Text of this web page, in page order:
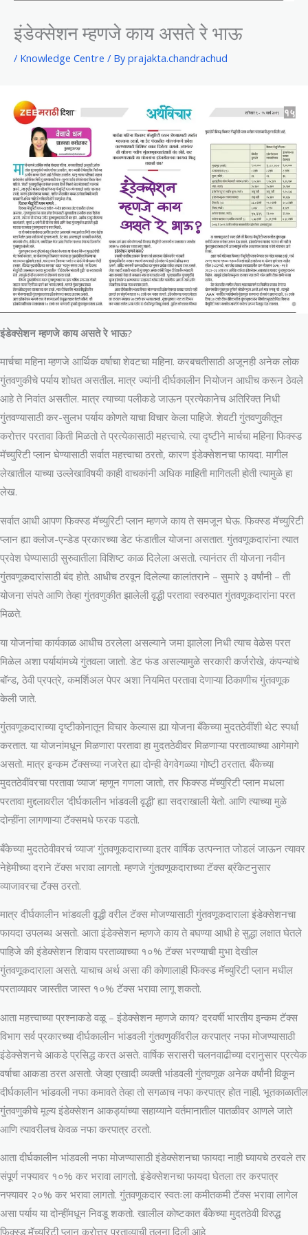
इंडेक्सेशन म्हणजे काय असते रे भाऊ
/ Knowledge Centre / Byprajakta.chandrachud
इंडेक्सेशन म्हणजे काय असते रे भाऊ?
मार्चचा महिना म्हणजे आर्थिक वर्षाचा शेवटचा महिना. करबचतीसाठी अजूनही अनेक लोक
गुंतवणुकीचे पर्याय शोधत असतील. मात्र ज्यांनी दीर्घकालीन नियोजन आधीच करून ठेवले
आहे ते निवांत असतील. मात्र त्याच्या पलीकडे जाऊन प्रत्येकानेच अतिरिक्त निधी
गुंतवण्यासाठी कर-सुलभ पर्याय कोणते याचा विचार केला पाहिजे. शेवटी गुंतवणुकीतून
करोत्तर परतावा किती मिळतो ते प्रत्येकासाठी महत्त्वाचे. त्या दृष्टीने मार्चचा महिना फिक्स्ड
मॅच्युरिटी प्लान घेण्यासाठी सर्वात महत्त्वाचा ठरतो, कारण इंडेक्सेशनचा फायदा. मागील
लेखातील याच्या उल्लेखाविषयी काही वाचकांनी अधिक माहिती मागितली होती त्यामुळे हा
लेख.
सर्वात आधी आपण फिक्स्ड मॅच्युरिटी प्लान म्हणजे काय ते समजून घेऊ. फिक्स्ड मॅच्युरिटी
प्लान ह्या क्लोज-एन्डेड प्रकारच्या डेट फंडातील योजना असतात. गुंतवणूकदारांना त्यात
प्रवेश घेण्यासाठी सुरुवातीला विशिष्ट काळ दिलेला असतो. त्यानंतर ती योजना नवीन
गुंतवणूकदारांसाठी बंद होते. आधीच ठरवून दिलेल्या कालांतराने – सुमारे ३ वर्षांनी – ती
योजना संपते आणि तेव्हा गुंतवणुकीत झालेली वृद्धी परतावा स्वरुपात गुंतवणूकदारांना परत
मिळते.
या योजनांचा कार्यकाळ आधीच ठरलेला असल्याने जमा झालेला निधी त्याच वेळेस परत
मिळेल अशा पर्यायांमध्ये गुंतवला जातो. डेट फंड असल्यामुळे सरकारी कर्जरोखे, कंपन्यांचे
बॉन्ड, ठेवी प्रपत्रे, कमर्शिअल पेपर अशा नियमित परतावा देणाऱ्या ठिकाणीच गुंतवणूक
केली जाते.
गुंतवणूकदाराच्या दृष्टीकोनातून विचार केल्यास ह्या योजना बँकेच्या मुदतठेवींशी थेट स्पर्धा
करतात. या योजनांमधून मिळणारा परतावा हा मुदतठेवीवर मिळणाऱ्या परताव्याच्या आगेमागे
असतो. मात्र इन्कम टॅक्सच्या नजरेत ह्या दोन्ही वेगवेगळ्या गोष्टी ठरतात. बँकेच्या
मुदतठेवींवरचा परतावा ‘व्याज’ म्हणून गणला जातो, तर फिक्स्ड मॅच्युरिटी प्लान मधला
परतावा मुद्दलावरील ‘दीर्घकालीन भांडवली वृद्धी’ ह्या सदराखाली येतो. आणि त्याच्या मुळे
दोन्हींना लागणाऱ्या टॅक्समधे फरक पडतो.
बँकेच्या मुदतठेवीवरचं ‘व्याज’ गुंतवणूकदाराच्या इतर वार्षिक उत्पन्नात जोडलं जाऊन त्यावर
नेहेमीच्या दराने टॅक्स भरावा लागतो. म्हणजे गुंतवणूकदाराच्या टॅक्स ब्रॅकेटनुसार
व्याजावरचा टॅक्स ठरतो.
मात्र दीर्घकालीन भांडवली वृद्धी वरील टॅक्स मोजण्यासाठी गुंतवणूकदाराला इंडेक्सेशनचा
फायदा उपलब्ध असतो. आता इंडेक्सेशन म्हणजे काय ते बघण्या आधी हे सुद्धा लक्षात घेतले
पाहिजे की इंडेक्सेशन शिवाय परताव्याच्या १०% टॅक्स भरण्याची मुभा देखील
गुंतवणूकदाराला असते. याचाच अर्थ असा की कोणालाही फिक्स्ड मॅच्युरिटी प्लान मधील
परताव्यावर जास्तीत जास्त १०% टॅक्स भरावा लागू शकतो.
आता महत्त्वाच्या प्रश्नाकडे वळू – इंडेक्सेशन म्हणजे काय? दरवर्षी भारतीय इन्कम टॅक्स
विभाग सर्व प्रकारच्या दीर्घकालीन भांडवली गुंतवणुकींवरील करपात्र नफा मोजण्यासाठी
इंडेक्सेशनचे आकडे प्रसिद्ध करत असते. वार्षिक सरासरी चलनवाढीच्या दरानुसार प्रत्येक
वर्षाचा आकडा ठरत असतो. जेव्हा एखादी व्यक्ती भांडवली गुंतवणूक अनेक वर्षांनी विकून
दीर्घकालीन भांडवली नफा कमावते तेव्हा तो सगळाच नफा करपात्र होत नाही. भूतकाळातील
गुंतवणुकीचे मूल्य इंडेक्सेशन आकड्यांच्या सहाय्याने वर्तमानातील पातळीवर आणले जाते
आणि त्यावरीलच केवळ नफा करपात्र ठरतो.
आता दीर्घकालीन भांडवली नफा मोजण्यासाठी इंडेक्सेशनचा फायदा नाही घ्यायचे ठरवले तर
संपूर्ण नफ्यावर १०% कर भरावा लागतो. इंडेक्सेशनचा फायदा घेतला तर करपात्र
नफ्यावर २०% कर भरावा लागतो. गुंतवणूकदार स्वतःला कमीतकमी टॅक्स भरावा लागेल
असा पर्याय या दोन्हींमधून निवडू शकतो. खालील कोष्टकात बँकेच्या मुदतठेवी विरुद्ध
फिक्स्ड मॅच्युरिटी प्लान करोत्तर परताव्याची तुलना दिली आहे